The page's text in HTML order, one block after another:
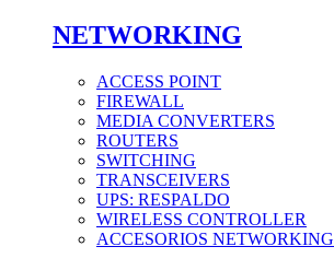
NETWORKING
ACCESS POINT
FIREWALL
MEDIA CONVERTERS
ROUTERS
SWITCHING
TRANSCEIVERS
UPS: RESPALDO
WIRELESS CONTROLLER
ACCESORIOS NETWORKING